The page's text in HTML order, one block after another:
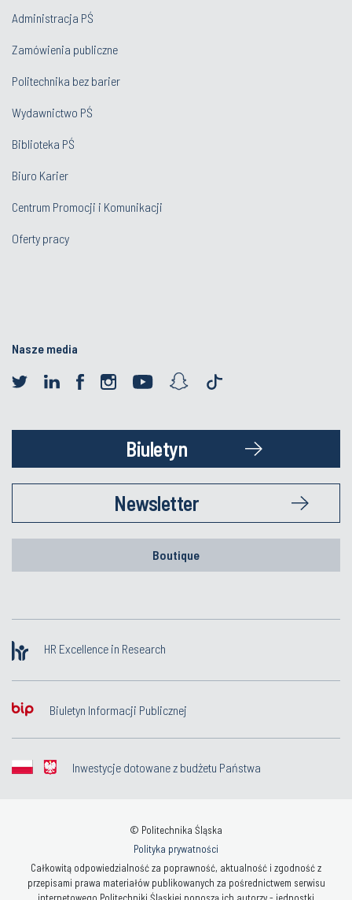
Administracja PŚ
Zamówienia publiczne
Politechnika bez barier
Wydawnictwo PŚ
Biblioteka PŚ
Biuro Karier
Centrum Promocji i Komunikacji
Oferty pracy
Nasze media
Biuletyn
Newsletter
Boutique
HR Excellence in Research
Biuletyn Informacji Publicznej
Inwestycje dotowane z budżetu Państwa
© Politechnika Śląska
Polityka prywatności
Całkowitą odpowiedzialność za poprawność, aktualność i zgodność z
przepisami prawa materiałów publikowanych za pośrednictwem serwisu